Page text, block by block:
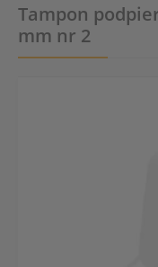
Tampon
mm nr 2